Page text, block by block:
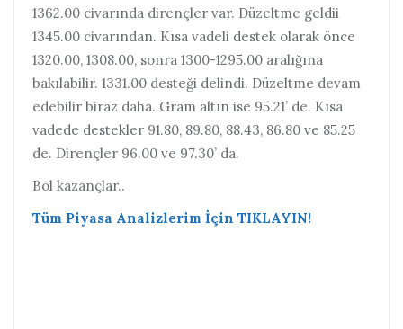
1362.00 civarında dirençler var. Düzeltme geldii
1345.00 civarından. Kısa vadeli destek olarak önce
1320.00, 1308.00, sonra 1300-1295.00 aralığına
bakılabilir. 1331.00 desteği delindi. Düzeltme devam
edebilir biraz daha. Gram altın ise 95.21’ de. Kısa
vadede destekler 91.80, 89.80, 88.43, 86.80 ve 85.25
de. Dirençler 96.00 ve 97.30’ da.
Bol kazançlar..
Tüm Piyasa Analizlerim İçin TIKLAYIN!